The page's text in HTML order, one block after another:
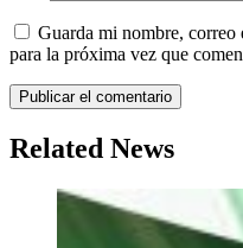
Guarda mi nombre, correo
para la próxima vez que
Related News